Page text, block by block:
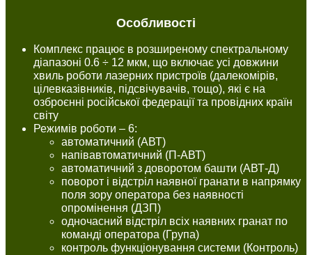
Особливості
Комплекс працює в розширеному спектральному
діапазоні 0.6 ÷ 12 мкм, що включає усі довжини
хвиль роботи лазерних пристроїв (далекомірів,
цілевказівників, підсвічувачів, тощо), які є на
озброєнні російської федерації та провідних країн
світу
Режимів роботи – 6:
автоматичний (АВТ)
напівавтоматичний (П-АВТ)
автоматичний з доворотом башти (АВТ-Д)
поворот і відстріл наявної гранати в напрямку
поля зору оператора без наявності
опромінення (ДЗП)
одночасний відстріл всіх наявних гранат по
команді оператора (Група)
контроль функціонування системи (Контроль)